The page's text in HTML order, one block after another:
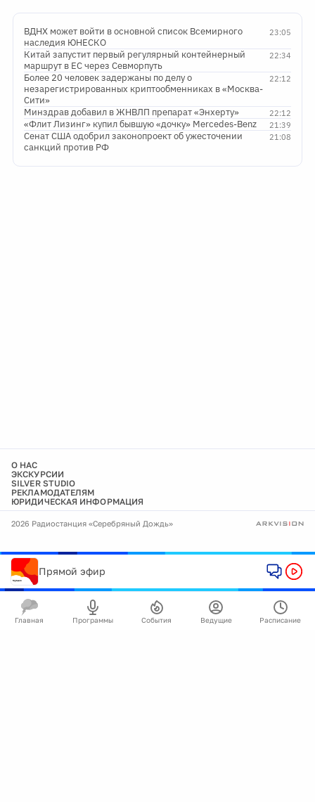
23:05
ВДНХ может войти в основной список Всемирного
наследия ЮНЕСКО
22:34
Китай запустит первый регулярный контейнерный
маршрут в ЕС через Севморпуть
22:12
Более 20 человек задержаны по делу о
незарегистрированных криптообменниках в «Москва-
Сити»
22:12
Минздрав добавил в ЖНВЛП препарат «Энхерту»
21:39
«Флит Лизинг» купил бывшую «дочку» Mercedes-Benz
21:08
Сенат США одобрил законопроект об ужесточении
санкций против РФ
О НАС
ЭКСКУРСИИ
SILVER STUDIO
РЕКЛАМОДАТЕЛЯМ
ЮРИДИЧЕСКАЯ ИНФОРМАЦИЯ
2026 Радиостанция «Серебряный Дождь»
Прямой эфир
Главная Программы События Ведущие Расписание